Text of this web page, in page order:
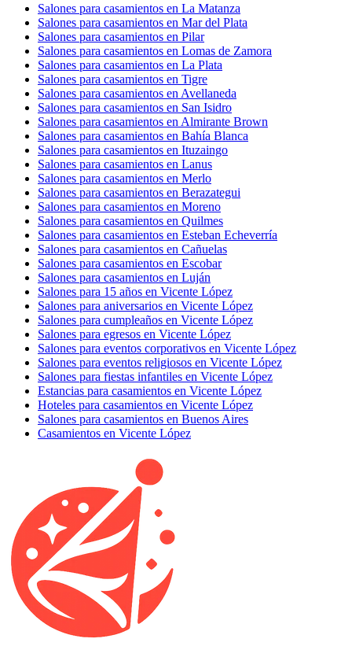
Salones para casamientos en La Matanza
Salones para casamientos en Mar del Plata
Salones para casamientos en Pilar
Salones para casamientos en Lomas de Zamora
Salones para casamientos en La Plata
Salones para casamientos en Tigre
Salones para casamientos en Avellaneda
Salones para casamientos en San Isidro
Salones para casamientos en Almirante Brown
Salones para casamientos en Bahía Blanca
Salones para casamientos en Ituzaingo
Salones para casamientos en Lanus
Salones para casamientos en Merlo
Salones para casamientos en Berazategui
Salones para casamientos en Moreno
Salones para casamientos en Quilmes
Salones para casamientos en Esteban Echeverría
Salones para casamientos en Cañuelas
Salones para casamientos en Escobar
Salones para casamientos en Luján
Salones para 15 años en Vicente López
Salones para aniversarios en Vicente López
Salones para cumpleaños en Vicente López
Salones para egresos en Vicente López
Salones para eventos corporativos en Vicente López
Salones para eventos religiosos en Vicente López
Salones para fiestas infantiles en Vicente López
Estancias para casamientos en Vicente López
Hoteles para casamientos en Vicente López
Salones para casamientos en Buenos Aires
Casamientos en Vicente López